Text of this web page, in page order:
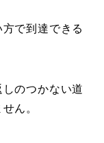
で到達できる
のつかない道
ん。